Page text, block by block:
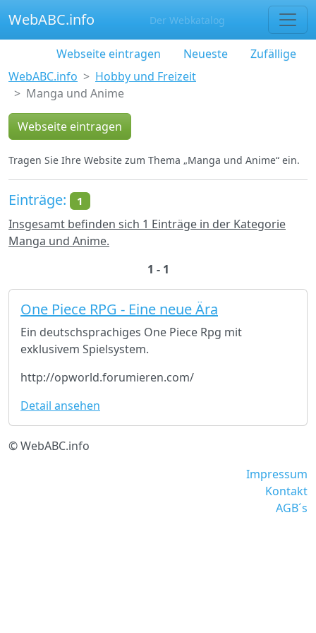
WebABC.info Der Webkatalog
Webseite eintragen Neueste
Zufällige
WebABC.info
Hobby und Freizeit
Manga und Anime
Webseite eintragen
Tragen Sie Ihre Website zum Thema „Manga und Anime“ ein.
Einträge: 1
Insgesamt befinden sich 1 Einträge in der Kategorie
Manga und Anime.
1 - 1
One Piece RPG - Eine neue Ära
Ein deutschsprachiges One Piece Rpg mit
exklusivem Spielsystem.
http://opworld.forumieren.com/
Detail ansehen
© WebABC.info
Impressum
Kontakt
AGB´s